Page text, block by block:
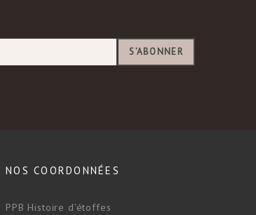
S’ABONNER
NOS COORDONNÉES
PPB Histoire d'étoffes